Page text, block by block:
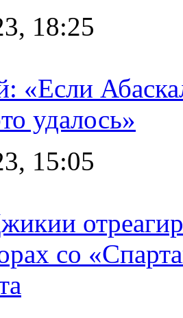
18:25
«Если
удалось»
15:05
со